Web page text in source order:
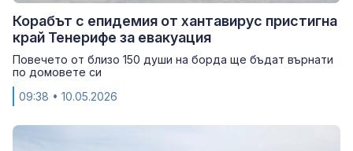
Корабът с епидемия от хантавирус пристигна
край Тенерифе за евакуация
Повечето от близо 150 души на борда ще бъдат върнати
по домовете си
09:38 • 10.05.2026